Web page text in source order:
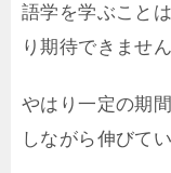
語学を学ぶこと
り期待できません
やはり一定の期
しながら伸びて